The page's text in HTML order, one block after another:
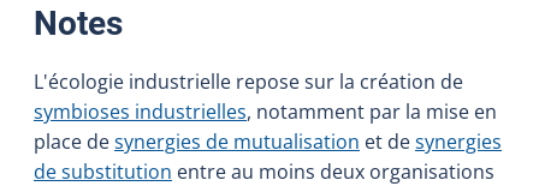
Notes:
L'écologie industrielle repose sur la création de
symbioses industrielles, notamment par la mise en
place desynergies de mutualisation et desynergies
de substitution entre au moins deux organisations